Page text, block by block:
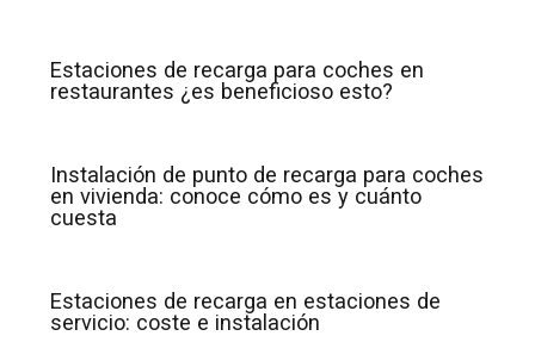
Estaciones de recarga para coches en
restaurantes ¿es beneficioso esto?
Instalación de punto de recarga para coches
en vivienda: conoce cómo es y cuánto
cuesta
Estaciones de recarga en estaciones de
servicio: coste e instalación